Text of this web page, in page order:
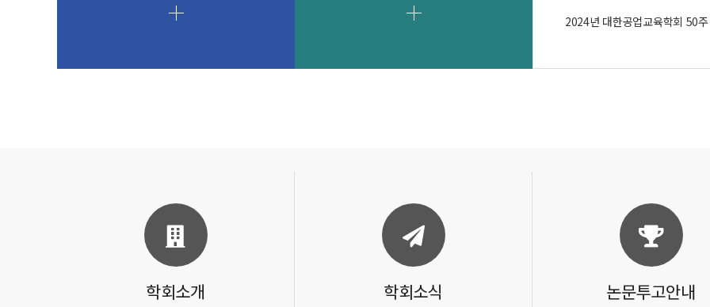
2024년 대한공업교육학회 50
학회소개 학회소식 논문투고안내